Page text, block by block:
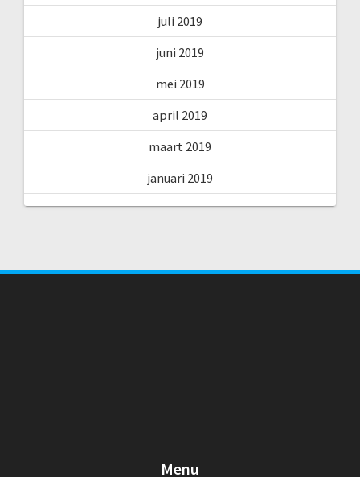
juli 2019
juni 2019
mei 2019
april 2019
maart 2019
januari 2019
Menu